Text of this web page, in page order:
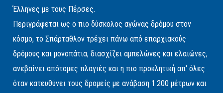
Έλληνες με τους Πέρσες.
Περιγράφεται ως ο πιο δύσκολος αγώνας δρόμου στον
κόσμο, το Σπάρταθλον τρέχει πάνω από επαρχιακούς
δρόμους και μονοπάτια, διασχίζει αμπελώνες και ελαιώνες,
ανεβαίνει απότομες πλαγιές και η πιο προκλητική απ' όλες
όταν κατευθύνει τους δρομείς με ανάβαση 1.200 μέτρων και